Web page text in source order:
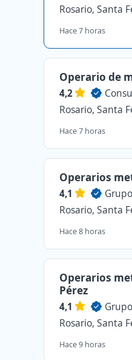
Rosario, Santa
Hace 7 horas
Operario de
4,2
Rosario, Santa
Hace 7 horas
Operarios
4,1
Rosario, Santa
Hace 8 horas
Operarios
Pérez
4,1
Rosario, Santa
Hace 9 horas